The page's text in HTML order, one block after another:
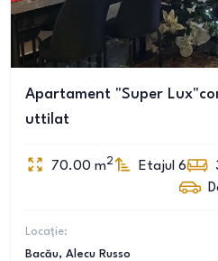
Apartament "Super
uttilat
70.00 m2 Etajul 6
Locație:
Bacău, Alecu Russo